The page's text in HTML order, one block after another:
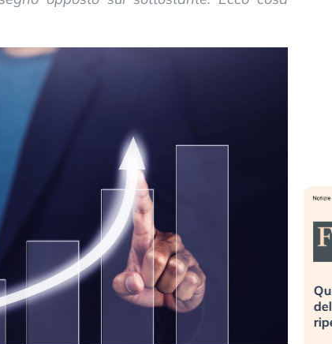
il
«La mia vita è rovinata». Investitori
in preda al panico dopo lo scoppio